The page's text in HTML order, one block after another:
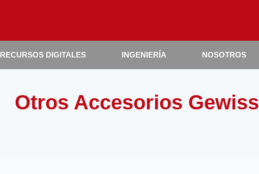
RECURSOS DIGITALES INGENIERÍA NOSOTROS
Otros Accesorios Gewiss